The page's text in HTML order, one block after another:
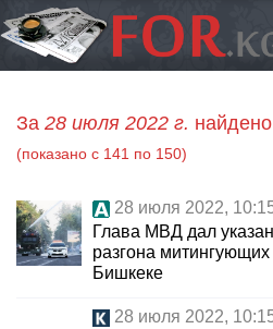
За 28 июля 2022 г.
(показано с 141 по 150)
28 июля 2022,
Глава МВД дал
разгона
Бишкеке
28 июля 2022,